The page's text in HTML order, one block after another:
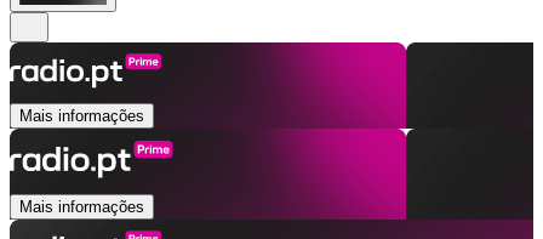
Mais informações
Mais informações